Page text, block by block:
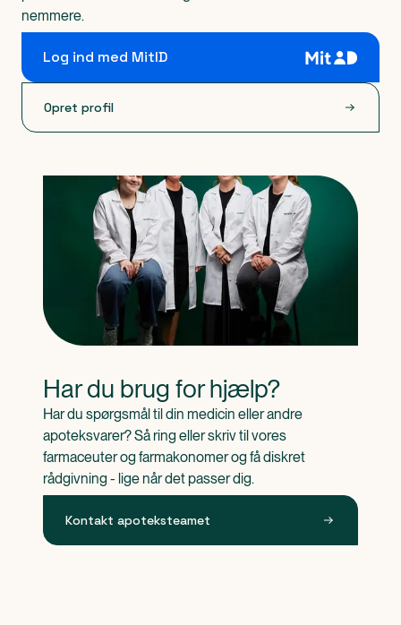
nemmere.
Log ind med MitID
Opret profil
Har du brug for hjælp?
Har du spørgsmål til din medicin eller andre
apoteksvarer? Så ring eller skriv til vores
farmaceuter og farmakonomer og få diskret
rådgivning - lige når det passer dig.
Kontakt apoteksteamet